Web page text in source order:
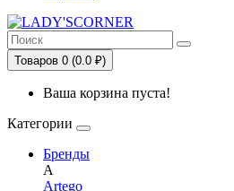
Товаров 0 (0.0 ₽)
Ваша корзина пуста!
Категории
Бренды
A
Artego